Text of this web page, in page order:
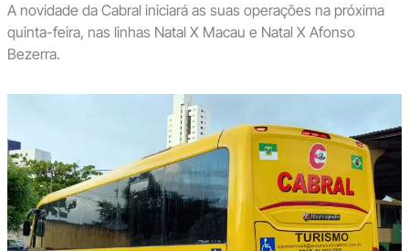
A novidade da Cabral iniciará as suas operações na próxima
quinta-feira, nas linhas Natal X Macau e Natal X Afonso
Bezerra.